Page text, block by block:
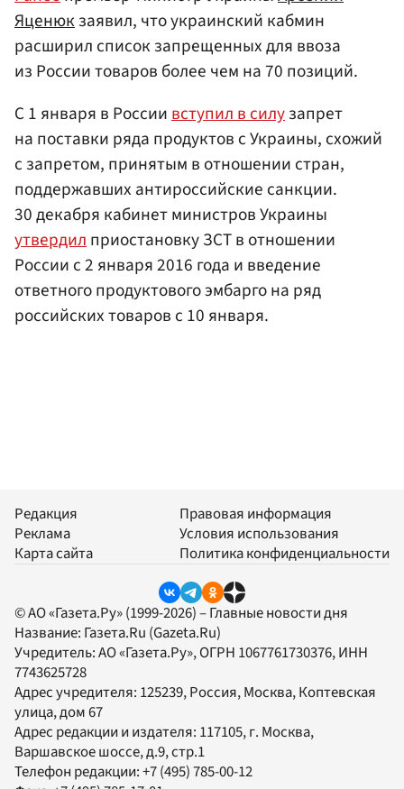
Яценюкзаявил, что украинский кабмин
расширил список запрещенных для ввоза
из России товаров более чем на 70 позиций.
С 1 января в Россиивступил в силузапрет
на поставки ряда продуктов с Украины, схожий
с запретом, принятым в отношении стран,
поддержавших антироссийские санкции.
30 декабря кабинет министров Украины
утвердилприостановку ЗСТ в отношении
России с 2 января 2016 года и введение
ответного продуктового эмбарго на ряд
российских товаров с 10 января.
Редакция
Реклама
Карта сайта
Правовая информация
Условия использования
Политика конфиденциальности
© АО «Газета.Ру» (1999-2026) – Главные новости дня
Название: Газета.Ru (Gazeta.Ru)
Учредитель:АО «Газета.Ру», ОГРН 1067761730376, ИНН
7743625728
Адрес учредителя: 125239, Россия, Москва, Коптевская
улица, дом 67
Адрес редакции и издателя: 117105, г. Москва,
Варшавское шоссе, д.9, стр.1
Телефон редакции:+7 (495) 785-00-12